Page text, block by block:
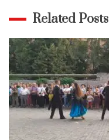
Related Posts